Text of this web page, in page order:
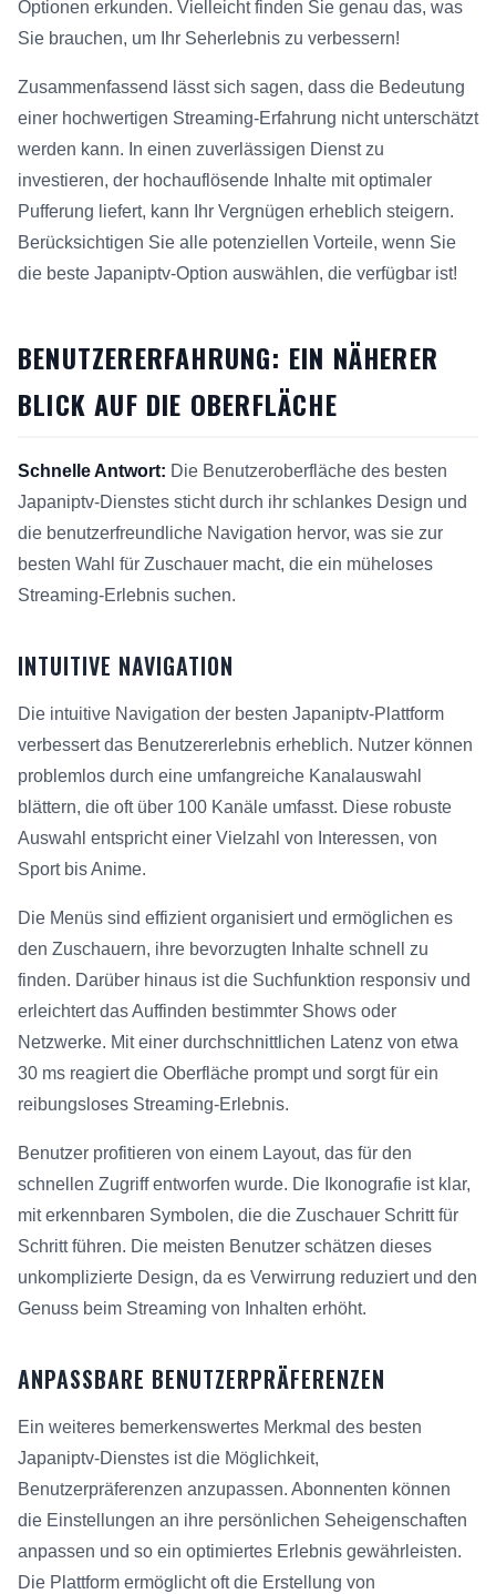
Optionen erkunden. Vielleicht finden Sie genau das, was
Sie brauchen, um Ihr Seherlebnis zu verbessern!
Zusammenfassend lässt sich sagen, dass die Bedeutung
einer hochwertigen Streaming-Erfahrung nicht unterschätzt
werden kann. In einen zuverlässigen Dienst zu
investieren, der hochauflösende Inhalte mit optimaler
Pufferung liefert, kann Ihr Vergnügen erheblich steigern.
Berücksichtigen Sie alle potenziellen Vorteile, wenn Sie
die beste Japaniptv-Option auswählen, die verfügbar ist!
BENUTZERERFAHRUNG: EIN NÄHERER
BLICK AUF DIE OBERFLÄCHE
Schnelle Antwort: Die Benutzeroberfläche des besten
Japaniptv-Dienstes sticht durch ihr schlankes Design und
die benutzerfreundliche Navigation hervor, was sie zur
besten Wahl für Zuschauer macht, die ein müheloses
Streaming-Erlebnis suchen.
INTUITIVE NAVIGATION
Die intuitive Navigation der besten Japaniptv-Plattform
verbessert das Benutzererlebnis erheblich. Nutzer können
problemlos durch eine umfangreiche Kanalauswahl
blättern, die oft über 100 Kanäle umfasst. Diese robuste
Auswahl entspricht einer Vielzahl von Interessen, von
Sport bis Anime.
Die Menüs sind effizient organisiert und ermöglichen es
den Zuschauern, ihre bevorzugten Inhalte schnell zu
finden. Darüber hinaus ist die Suchfunktion responsiv und
erleichtert das Auffinden bestimmter Shows oder
Netzwerke. Mit einer durchschnittlichen Latenz von etwa
30 ms reagiert die Oberfläche prompt und sorgt für ein
reibungsloses Streaming-Erlebnis.
Benutzer profitieren von einem Layout, das für den
schnellen Zugriff entworfen wurde. Die Ikonografie ist klar,
mit erkennbaren Symbolen, die die Zuschauer Schritt für
Schritt führen. Die meisten Benutzer schätzen dieses
unkomplizierte Design, da es Verwirrung reduziert und den
Genuss beim Streaming von Inhalten erhöht.
ANPASSBARE BENUTZERPRÄFERENZEN
Ein weiteres bemerkenswertes Merkmal des besten
Japaniptv-Dienstes ist die Möglichkeit,
Benutzerpräferenzen anzupassen. Abonnenten können
die Einstellungen an ihre persönlichen Seheigenschaften
anpassen und so ein optimiertes Erlebnis gewährleisten.
Die Plattform ermöglicht oft die Erstellung von